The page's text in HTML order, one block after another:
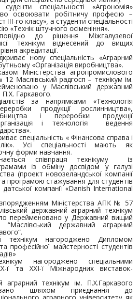
спеціальності «Агрономія»
освоювати робітничу професію –
ІІІ-го класу», а студенти спеціальності
«Технік штучного осіменіння».
до рішення Міжгалузевої
технікум віднесений до вищих
акредитації.
нову спеціальність «Аграрний
«Організація виробництва».
Міністерства агропромислового
Маслівський радгосп – технікум ім.
у Маслівський державний
П.Х. Гаркавого.
за напрямками «Технологія
продукції рослинництва»,
і переробки продукції
і технологія ведення
спеціальність « Фінансова справа і
Усі спеціальності мають як
форми навчання.
співпраця технікуму із
із обміну досвідом у галузі
(проект новозеландської компанії
програмою стажування для студентів
датської компанії «Danish International
Міністерства АПК № 57
державний аграрний технікум
перейменовано у Державний вищий
“Маслівський державний аграрний
технікум нагороджено Дипломом
професійної майстерності студентів
нагороджено спеціальними
ї та ХХІ-ї Міжнародних виставок-
аграрний технікум ім. П.Х.Гаркавого
шляхом приєднання до